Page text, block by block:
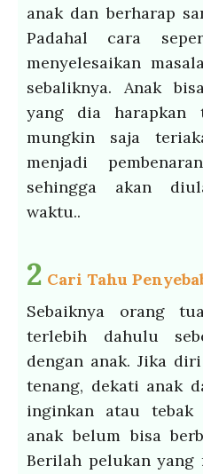
anak dan berharap
Padahal cara
menyelesaikan
sebaliknya. Anak
yang dia harapkan
mungkin saja
menjadi
sehingga akan
waktu..
2 Cari Tahu
Sebaiknya orang
terlebih dahulu
dengan anak. Jika
tenang, dekati anak
inginkan atau
anak belum bisa
Berilah pelukan yang